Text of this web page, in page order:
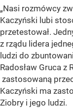
„Nasi rozmówcy
Kaczyński lubi
przetestował.
z rządu lidera
ludzi do
Radosław Gruca z
zastosowaną
Kaczyński ma
Ziobry i jego ludzi.